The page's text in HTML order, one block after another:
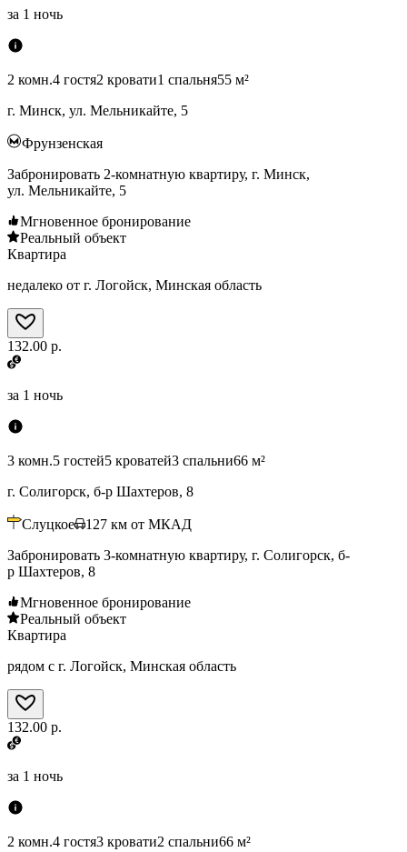
за 1 ночь
2 комн.4 гостя2 кровати1 спальня55 м²
г. Минск, ул. Мельникайте, 5
Фрунзенская
Забронировать 2-комнатную квартиру, г. Минск,
ул. Мельникайте, 5
Мгновенное бронирование
Реальный объект
Квартира
недалеко от г. Логойск, Минская область
132.00 р.
за 1 ночь
3 комн.5 гостей5 кроватей3 спальни66 м²
г. Солигорск, б-р Шахтеров, 8
Слуцкое 127 км от МКАД
Забронировать 3-комнатную квартиру, г. Солигорск, б-
р Шахтеров, 8
Мгновенное бронирование
Реальный объект
Квартира
рядом с г. Логойск, Минская область
132.00 р.
за 1 ночь
2 комн.4 гостя3 кровати2 спальни66 м²